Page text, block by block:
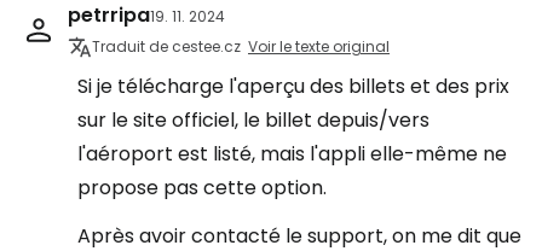
petrripa19. 11. 2024
Traduit de cestee.cz Voir le texte original
Si je télécharge l'aperçu des billets et des prix
sur le site officiel, le billet depuis/vers
l'aéroport est listé, mais l'appli elle-même ne
propose pas cette option.
Après avoir contacté le support, on me dit que